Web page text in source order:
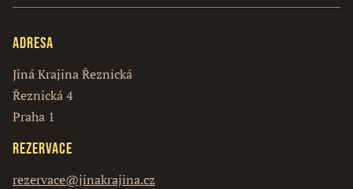
Adresa
Jiná Krajina Řeznická
Řeznická 4
Praha 1
Rezervace
rezervace@jinakrajina.cz